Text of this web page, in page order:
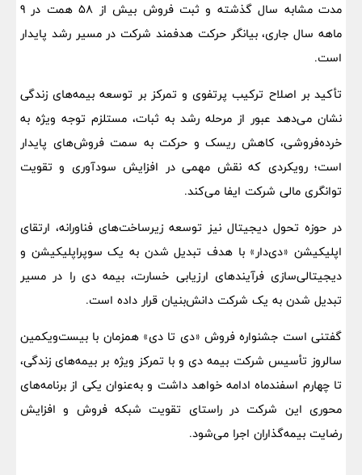
مدت مشابه سال گذشته و ثبت فروش بیش از 58 همت در 9
ماهه سال جاری، بیانگر حرکت هدفمند شرکت در مسیر رشد پایدار
است.
تأکید بر اصلاح ترکیب پرتفوی و تمرکز بر توسعه بیمه‌های زندگی
نشان می‌دهد عبور از مرحله رشد به ثبات، مستلزم توجه ویژه به
خرده‌فروشی، کاهش ریسک و حرکت به سمت فروش‌های پایدار
است؛ رویکردی که نقش مهمی در افزایش سودآوری و تقویت
توانگری مالی شرکت ایفا می‌کند.
در حوزه تحول دیجیتال نیز توسعه زیرساخت‌های فناورانه، ارتقای
اپلیکیشن «دی‌دار» با هدف تبدیل شدن به یک سوپراپلیکیشن و
دیجیتالی‌سازی فرآیندهای ارزیابی خسارت، بیمه دی را در مسیر
تبدیل شدن به یک شرکت دانش‌بنیان قرار داده است.
گفتنی است جشنواره فروش «دی تا دی» همزمان با بیست‌ویکمین
سالروز تأسیس شرکت بیمه دی و با تمرکز ویژه بر بیمه‌های زندگی،
تا چهارم اسفندماه ادامه خواهد داشت و به‌عنوان یکی از برنامه‌های
محوری این شرکت در راستای تقویت شبکه فروش و افزایش
رضایت بیمه‌گذاران اجرا می‌شود.